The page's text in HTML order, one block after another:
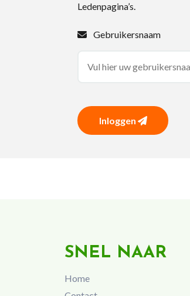
Ledenpagina’s.
Gebruikersnaam
Inloggen
SNEL NAAR
Home